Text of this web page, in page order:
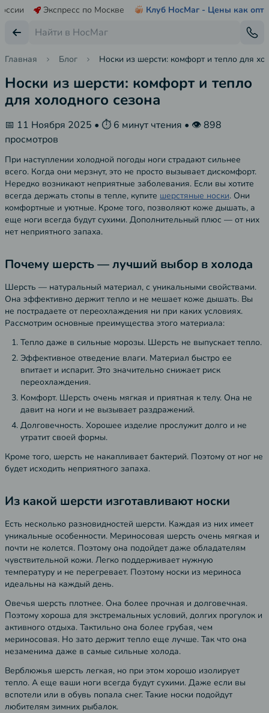
Экспресс по Москве Клуб НосМаг - Цены как опт
Главная Блог Носки из шерсти: комфорт и тепло для
Носки из шерсти: комфорт и тепло
для холодного сезона
📅 11 Ноября 2025 • ⏱️ 6 минут чтения • 👁️ 898
просмотров
При наступлении холодной погоды ноги страдают сильнее
всего. Когда они мерзнут, это не просто вызывает дискомфорт.
Нередко возникают неприятные заболевания. Если вы хотите
всегда держать стопы в тепле, купите шерстяные носки. Они
комфортные и уютные. Кроме того, позволяют коже дышать, а
еще ноги всегда будут сухими. Дополнительный плюс — от них
нет неприятного запаха.
Почему шерсть — лучший выбор в холода
Шерсть — натуральный материал, с уникальными свойствами.
Она эффективно держит тепло и не мешает коже дышать. Вы
не пострадаете от переохлаждения ни при каких условиях.
Рассмотрим основные преимущества этого материала:
Тепло даже в сильные морозы. Шерсть не выпускает тепло.
Эффективное отведение влаги. Материал быстро ее
впитает и испарит. Это значительно снижает риск
переохлаждения.
Комфорт. Шерсть очень мягкая и приятная к телу. Она не
давит на ноги и не вызывает раздражений.
Долговечность. Хорошее изделие прослужит долго и не
утратит своей формы.
Кроме того, шерсть не накапливает бактерий. Поэтому от ног не
будет исходить неприятного запаха.
Из какой шерсти изготавливают носки
Есть несколько разновидностей шерсти. Каждая из них имеет
уникальные особенности. Мериносовая шерсть очень мягкая и
почти не колется. Поэтому она подойдет даже обладателям
чувствительной кожи. Легко поддерживает нужную
температуру и не перегревает. Поэтому носки из мериноса
идеальны на каждый день.
Овечья шерсть плотнее. Она более прочная и долговечная.
Поэтому хороша для экстремальных условий, долгих прогулок и
активного отдыха. Тактильно она более грубая, чем
мериносовая. Но зато держит тепло еще лучше. Так что она
незаменима даже в самые сильные холода.
Верблюжья шерсть легкая, но при этом хорошо изолирует
тепло. А еще ваши ноги всегда будут сухими. Даже если вы
вспотели или в обувь попала снег. Такие носки подойдут
любителям зимних рыбалок.